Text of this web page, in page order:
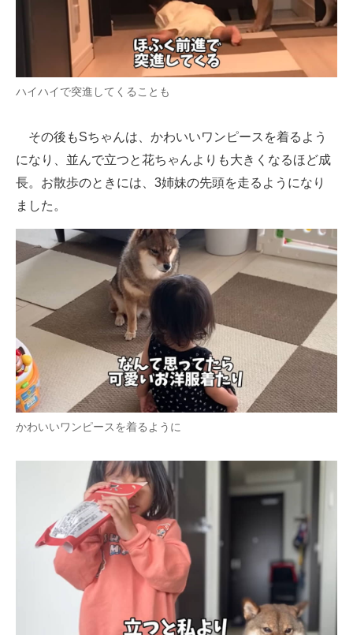
ハイハイで突進してくることも
その後もSちゃんは、かわいいワンピースを着るよう
になり、並んで立つと花ちゃんよりも大きくなるほど成
長。お散歩のときには、3姉妹の先頭を走るようになり
ました。
かわいいワンピースを着るように